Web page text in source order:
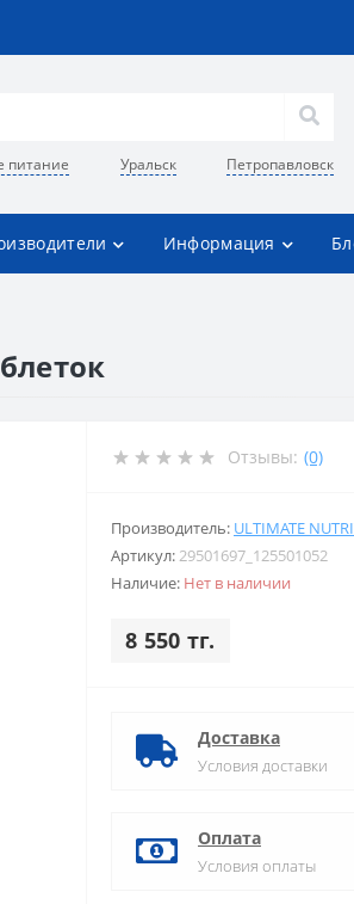
питание Уральск Петропавловск
Информация
Отзывы: (0)
Производитель: ULTIMATE
Артикул:29501697_125501052
Наличие: Нет в наличии
8 550 тг.
Доставка
Условия доставки
Оплата
Условия оплаты